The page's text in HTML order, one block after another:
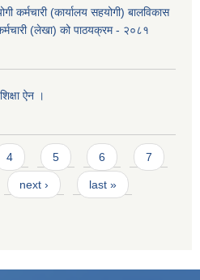
कर्मचारी (कार्यालय सहयोगी) बालविकास
(लेखा) को पाठयक्रम - २०८१
ऐन ।
4 5 6 7
next › last »